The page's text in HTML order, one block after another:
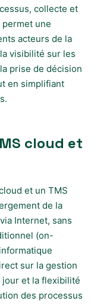
collecte et
une
acteurs de la
visibilité sur les
prise de décision
en simplifiant
cloud et
et un TMS
de la
Internet, sans
(on-
sur la gestion
jour et la flexibilité
des processus